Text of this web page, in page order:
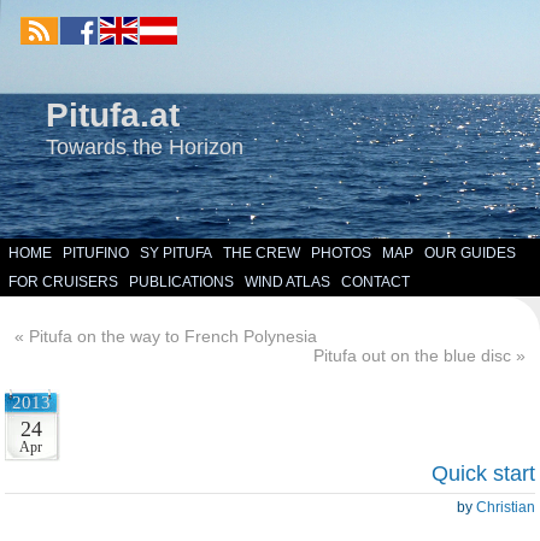
Pitufa.at
Towards the Horizon
HOME PITUFINO SY PITUFA THE CREW PHOTOS MAP
OUR GUIDES
FOR CRUISERS
PUBLICATIONS WIND ATLAS CONTACT
« Pitufa on the way to French Polynesia
Pitufa out on the blue disc »
2013
24
Apr
Quick start
by Christian